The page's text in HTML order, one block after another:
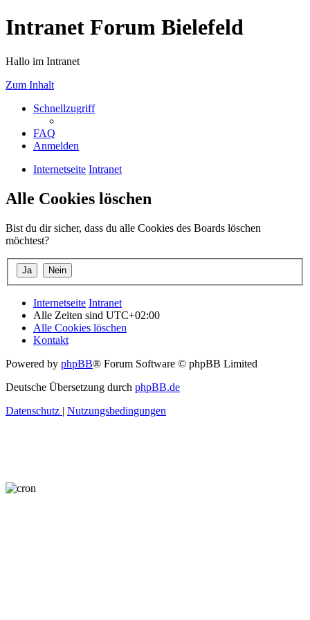
Intranet Forum Bielefeld
Hallo im Intranet
Zum Inhalt
Schnellzugriff
FAQ
Anmelden
Internetseite Intranet
Alle Cookies löschen
Bist du dir sicher, dass du alle Cookies des Boards löschen
möchtest?
Internetseite Intranet
Alle Zeiten sind UTC+02:00
Alle Cookies löschen
Kontakt
Powered by phpBB® Forum Software © phpBB Limited
Deutsche Übersetzung durch phpBB.de
Datenschutz | Nutzungsbedingungen